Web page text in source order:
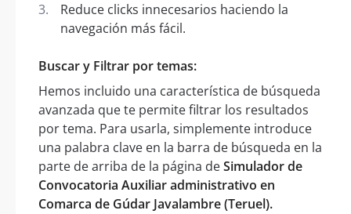
Reduce clicks innecesarios haciendo la
navegación más fácil.
Buscar y Filtrar por temas:
Hemos incluido una característica de búsqueda
avanzada que te permite filtrar los resultados
por tema. Para usarla, simplemente introduce
una palabra clave en la barra de búsqueda en la
parte de arriba de la página deSimulador de
Convocatoria Auxiliar administrativo en
Comarca de Gúdar Javalambre (Teruel).